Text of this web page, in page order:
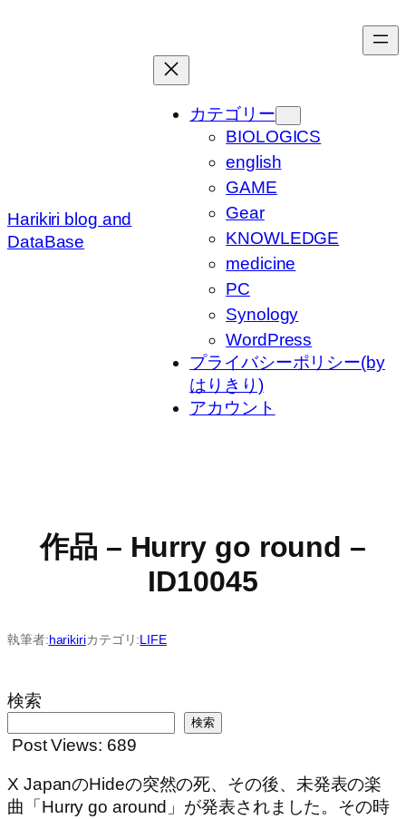
Harikiri blog and
DataBase
カテゴリー
BIOLOGICS
english
GAME
Gear
KNOWLEDGE
medicine
PC
Synology
WordPress
プライバシーポリシー(by
はりきり)
アカウント
作品 – Hurry go round –
ID10045
執筆者:harikiriカテゴリ:LIFE
検索
検索
Post Views: 689
X JapanのHideの突然の死、その後、未発表の楽
曲「Hurry go around」が発表されました。その時